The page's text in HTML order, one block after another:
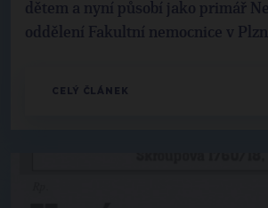
dětem a nyní působí jako primář
oddělení Fakultní nemocnice v
CELÝ ČLÁNEK